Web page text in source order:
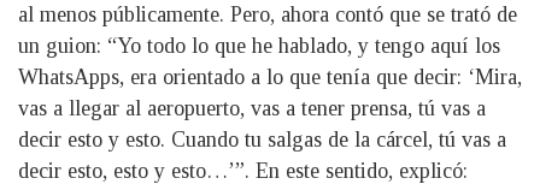
al menos públicamente. Pero, ahora contó que se trató de
un guion: “Yo todo lo que he hablado, y tengo aquí los
WhatsApps, era orientado a lo que tenía que decir: ‘Mira,
vas a llegar al aeropuerto, vas a tener prensa, tú vas a
decir esto y esto. Cuando tu salgas de la cárcel, tú vas a
decir esto, esto y esto…’”. En este sentido, explicó: